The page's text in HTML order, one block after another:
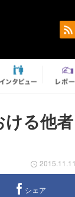
ける他者
2015.11.11
シェア